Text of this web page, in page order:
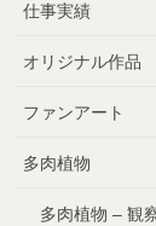
仕事実績
オリジナル作品
ファンアート
多肉植物
多肉植物 – 観